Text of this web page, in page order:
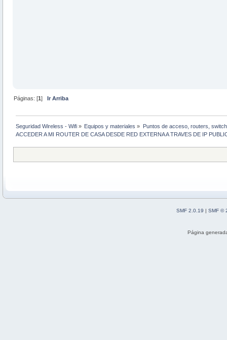
Páginas: [1]Ir Arriba
Seguridad Wireless - Wifi » Equipos y materiales » Puntos de acceso, routers,
ACCEDER A MI ROUTER DE CASA DESDE RED EXTERNA A TRAVES DE IP
SMF 2.0.19 | SMF ©
Página